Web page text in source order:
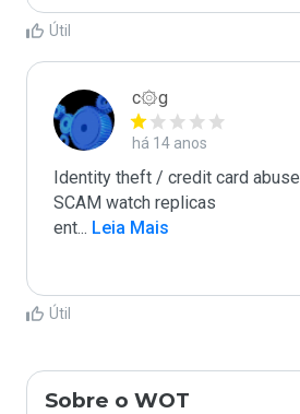
Útil
c۞g
há 14 anos
Identity theft / credit card abuse
SCAM watch replicas
ent... Leia Mais
Útil
Sobre o WOT